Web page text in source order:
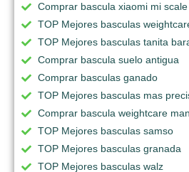
Comprar bascula xiaomi mi scale
TOP Mejores basculas
TOP Mejores basculas tanita
Comprar bascula suelo antigua
Comprar basculas ganado
TOP Mejores basculas mas
Comprar bascula weightcare
TOP Mejores basculas samso
TOP Mejores basculas granada
TOP Mejores basculas walz